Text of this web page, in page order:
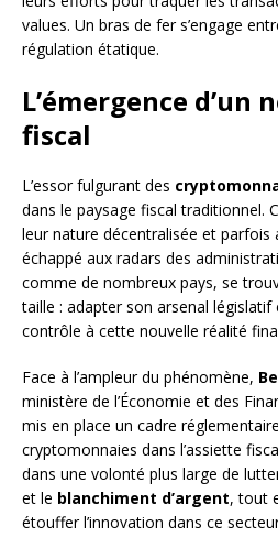
values. Un bras de fer s’engage
régulation étatique.
L’émergence d’un
fiscal
L’essor fulgurant des
dans le paysage fiscal traditionnel.
leur nature décentralisée et
échappé aux radars des
comme de nombreux pays, se
taille : adapter son arsenal
contrôle à cette nouvelle réalité
Face à l’ampleur du phénomène,
ministère de l’Économie et des
mis en place un cadre
cryptomonnaies dans l’assiette
dans une volonté plus large de
et le blanchiment d’argent, tout
étouffer l’innovation dans ce